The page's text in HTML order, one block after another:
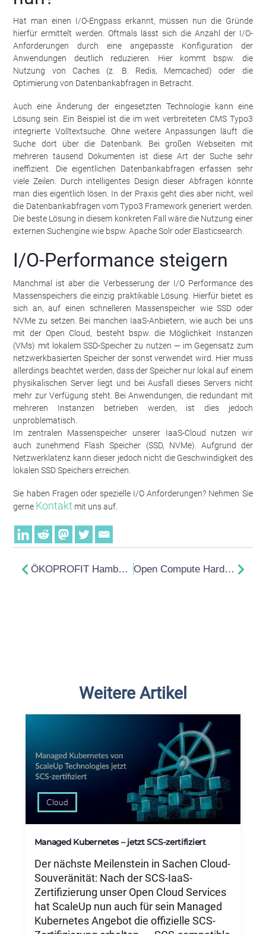
Hat man einen I/O-Engpass erkannt, müssen nun die Gründe
hierfür ermittelt werden. Oftmals lässt sich die Anzahl der I/O-
Anforderungen durch eine angepasste Konfiguration der
Anwendungen deutlich reduzieren. Hier kommt bspw. die
Nutzung von Caches (z. B. Redis, Memcached) oder die
Optimierung von Datenbankabfragen in Betracht.
Auch eine Änderung der eingesetzten Technologie kann eine
Lösung sein. Ein Beispiel ist die im weit verbreiteten CMS Typo3
integrierte Volltextsuche. Ohne weitere Anpassungen läuft die
Suche dort über die Datenbank. Bei großen Webseiten mit
mehreren tausend Dokumenten ist diese Art der Suche sehr
ineffizient. Die eigentlichen Datenbankabfragen erfassen sehr
viele Zeilen. Durch intelligentes Design dieser Abfragen könnte
man dies eigentlich lösen. In der Praxis geht dies aber nicht, weil
die Datenbankabfragen vom Typo3 Framework generiert werden.
Die beste Lösung in diesem konkreten Fall wäre die Nutzung einer
externen Suchengine wie bspw. Apache Solr oder Elasticsearch.
I/O-Performance steigern
Manchmal ist aber die Verbesserung der I/O Performance des
Massenspeichers die einzig praktikable Lösung. Hierfür bietet es
sich an, auf einen schnelleren Massenspeicher wie SSD oder
NVMe zu setzen. Bei manchen IaaS-Anbietern, wie auch bei uns
mit der Open Cloud, besteht bspw. die Möglichkeit Instanzen
(VMs) mit lokalem SSD-Speicher zu nutzen — im Gegensatz zum
netzwerkbasierten Speicher der sonst verwendet wird. Hier muss
allerdings beachtet werden, dass der Speicher nur lokal auf einem
physikalischen Server liegt und bei Ausfall dieses Servers nicht
mehr zur Verfügung steht. Bei Anwendungen, die redundant mit
mehreren Instanzen betrieben werden, ist dies jedoch
unproblematisch.
Im zentralen Massenspeicher unserer IaaS-Cloud nutzen wir
auch zunehmend Flash Speicher (SSD, NVMe). Aufgrund der
Netzwerklatenz kann dieser jedoch nicht die Geschwindigkeit des
lokalen SSD Speichers erreichen.
Sie haben Fragen oder spezielle I/O Anforderungen? Nehmen Sie
gerne Kontakt mit uns auf.
ÖKOPROFIT Hamburg — Erste Begegnung bei der 29. Auftaktveranstaltung 2020/21 Open Compute Hardware macht Rechenzentren fit für Green IT
Weitere Artikel
Cloud
Managed Kubernetes – jetzt SCS-zertifiziert
Der nächste Meilenstein in Sachen Cloud-
Souveränität: Nach der SCS-IaaS-
Zertifizierung unser Open Cloud Services
hat ScaleUp nun auch für sein Managed
Kubernetes Angebot die offizielle SCS-